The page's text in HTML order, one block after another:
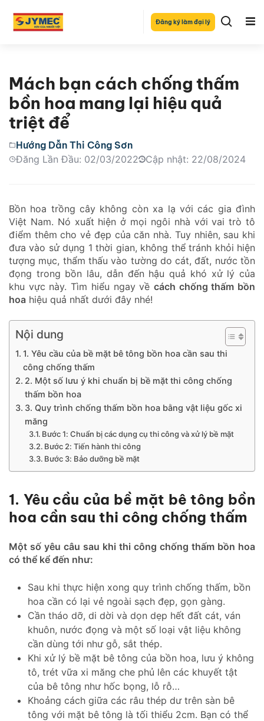
Đăng ký làm đại lý
Mách bạn cách chống thấm
bồn hoa mang lại hiệu quả
triệt để
Hướng Dẫn Thi Công Sơn
Đăng Lần Đầu: 02/03/2022
Cập nhật: 22/08/2024
Bồn hoa trồng cây không còn xa lạ với các gia đình
Việt Nam. Nó xuất hiện ở mọi ngôi nhà với vai trò tô
điểm thêm cho vẻ đẹp của căn nhà. Tuy nhiên, sau khi
đưa vào sử dụng 1 thời gian, không thể tránh khỏi hiện
tượng mục, thẩm thấu vào tường do cát, đất, nước tồn
đọng trong bồn lâu, dẫn đến hậu quả khó xử lý của
khu vực này. Tìm hiểu ngay về cách chống thấm bồn
hoa hiệu quả nhất dưới đây nhé!
Nội dung
1. Yêu cầu của bề mặt bê tông bồn hoa cần sau thi
công chống thấm
2. Một số lưu ý khi chuẩn bị bề mặt thi công chống
thấm bồn hoa
3. Quy trình chống thấm bồn hoa bằng vật liệu gốc xi
măng
Bước 1: Chuẩn bị các dụng cụ thi công và xử lý bề mặt
Bước 2: Tiến hành thi công
Bước 3: Bảo dưỡng bề mặt
1. Yêu cầu của bề mặt bê tông bồn
hoa cần sau thi công chống thấm
Một số yêu câu sau khi thi công chống thấm bồn hoa
có thể kể đến như:
Sau khi thực hiện xong quy trình chống thấm, bồn
hoa cần có lại vẻ ngoài sạch đẹp, gọn gàng.
Cần tháo dỡ, di dời và dọn dẹp hết đất cát, ván
khuôn, nước đọng và một số loại vật liệu không
cần dùng tới như gỗ, sắt thép.
Khi xử lý bề mặt bê tông của bồn hoa, lưu ý không
tô, trét vữa xi măng che phủ lên các khuyết tật
của bê tông như hốc bọng, lỗ rỗ…
Khoảng cách giữa các râu thép dư trên sàn bê
tông với mặt bê tông là tối thiểu 2cm. Bạn có thể